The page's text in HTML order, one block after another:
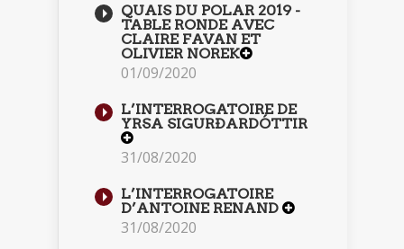
QUAIS DU POLAR 2019 -
TABLE RONDE AVEC
CLAIRE FAVAN ET
OLIVIER NOREK
01/09/2020
L’INTERROGATOIRE DE
YRSA SIGURÐARDÓTTIR
31/08/2020
L’INTERROGATOIRE
D’ANTOINE RENAND
31/08/2020